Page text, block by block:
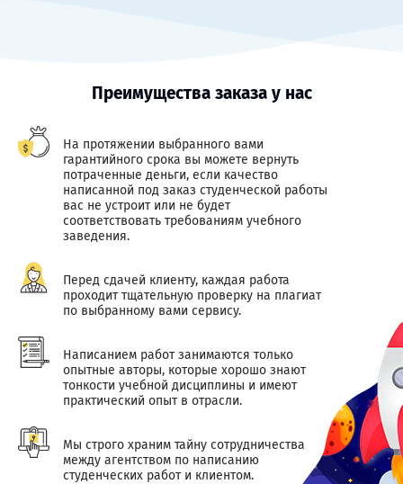
Преимущества заказа у нас
На протяжении выбранного вами
гарантийного срока вы можете вернуть
потраченные деньги, если качество
написанной под заказ студенческой работы
вас не устроит или не будет
соответствовать требованиям учебного
заведения.
Перед сдачей клиенту, каждая работа
проходит тщательную проверку на плагиат
по выбранному вами сервису.
Написанием работ занимаются только
опытные авторы, которые хорошо знают
тонкости учебной дисциплины и имеют
практический опыт в отрасли.
Мы строго храним тайну сотрудничества
между агентством по написанию
студенческих работ и клиентом.